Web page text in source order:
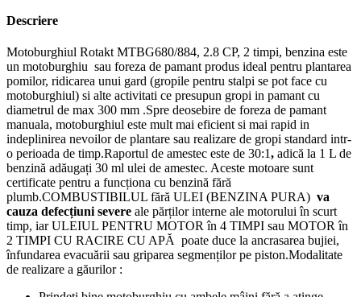
Descriere
Motoburghiul Rotakt MTBG680/884, 2.8 CP, 2 timpi, benzina este
un motoburghiu sau foreza de pamant produs ideal pentru plantarea
pomilor, ridicarea unui gard (gropile pentru stalpi se pot face cu
motoburghiul) si alte activitati ce presupun gropi in pamant cu
diametrul de max 300 mm .Spre deosebire de foreza de pamant
manuala, motoburghiul este mult mai eficient si mai rapid in
indeplinirea nevoilor de plantare sau realizare de gropi standard intr-
o perioada de timp.Raportul de amestec este de 30:1, adică la 1 L de
benzină adăugați 30 ml ulei de amestec. Aceste motoare sunt
certificate pentru a funcționa cu benzină fără
plumb.COMBUSTIBILUL fără ULEI (BENZINA PURA) va
cauza defecțiuni severe ale părților interne ale motorului în scurt
timp, iar ULEIUL PENTRU MOTOR în 4 TIMPI sau MOTOR în
2 TIMPI CU RACIRE CU APĂ poate duce la ancrasarea bujiei,
înfundarea evacuării sau griparea segmenților pe piston.Modalitate
de realizare a găurilor :